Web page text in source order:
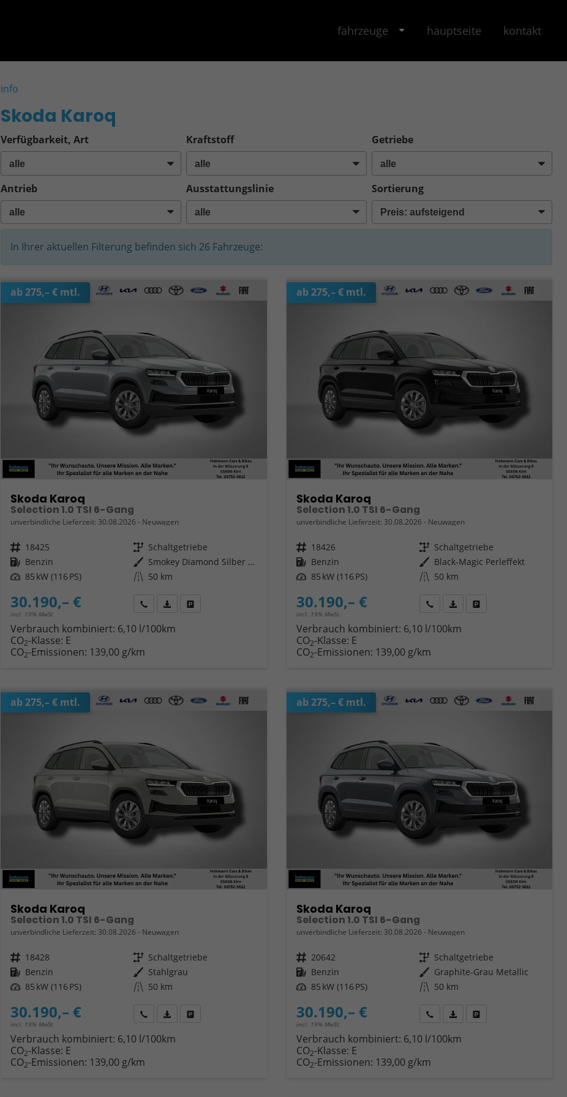
fahrzeuge hauptseite kontakt
info
Skoda Karoq
Verfügbarkeit, Art Kraftstoff Getriebe
Antrieb Ausstattungslinie Sortierung
In Ihrer aktuellen Filterung befinden sich 26 Fahrzeuge:
ab 275,– € mtl.
Skoda Karoq
Selection 1.0 TSI 6-Gang
unverbindliche Lieferzeit: 30.08.2026 Neuwagen
Fahrzeugnr. 18425 Getriebe Schaltgetriebe
Kraftstoff Benzin Außenfarbe
Smokey Diamond Silber Metallic
Leistung 85 kW (116 PS) Kilometerstand 50 km
30.190,– €
incl. 19% MwSt.
Wir rufen Sie anFahrzeugexposé (PDF)
Verbrauch kombiniert: 6,10 l/100km
CO2-Klasse: E
CO2-Emissionen: 139,00 g/km
ab 275,– € mtl.
Skoda Karoq
Selection 1.0 TSI 6-Gang
unverbindliche Lieferzeit: 30.08.2026 Neuwagen
Fahrzeugnr. 18426 Getriebe Schaltgetriebe
Kraftstoff Benzin Außenfarbe Black-Magic Perleffekt
Leistung 85 kW (116 PS) Kilometerstand 50 km
30.190,– €
incl. 19% MwSt.
Wir rufen Sie an
Fahrzeugexposé (PDF)
Fahrzeug parken
Verbrauch kombiniert: 6,10 l/100km
CO2-Klasse: E
CO2-Emissionen: 139,00 g/km
ab 275,– € mtl.
Skoda Karoq
Selection 1.0 TSI 6-Gang
unverbindliche Lieferzeit: 30.08.2026 Neuwagen
Fahrzeugnr. 18428 Getriebe Schaltgetriebe
Kraftstoff Benzin Außenfarbe Stahlgrau
Leistung 85 kW (116 PS) Kilometerstand 50 km
30.190,– €
incl. 19% MwSt.
Wir rufen Sie anFahrzeugexposé (PDF)
Verbrauch kombiniert: 6,10 l/100km
CO2-Klasse: E
CO2-Emissionen: 139,00 g/km
ab 275,– € mtl.
Skoda Karoq
Selection 1.0 TSI 6-Gang
unverbindliche Lieferzeit: 30.08.2026 Neuwagen
Fahrzeugnr. 20642 Getriebe Schaltgetriebe
Kraftstoff Benzin Außenfarbe Graphite-Grau Metallic
Leistung 85 kW (116 PS) Kilometerstand 50 km
30.190,– €
incl. 19% MwSt.
Wir rufen Sie an
Fahrzeugexposé (PDF)
Fahrzeug parken
Verbrauch kombiniert: 6,10 l/100km
CO2-Klasse: E
CO2-Emissionen: 139,00 g/km